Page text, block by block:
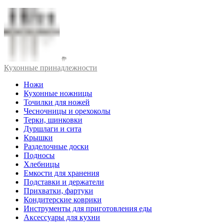
Кухонные принадлежности
Ножи
Кухонные ножницы
Точилки для ножей
Чесночницы и орехоколы
Терки, шинковки
Дуршлаги и сита
Крышки
Разделочные доски
Подносы
Хлебницы
Емкости для хранения
Подставки и держатели
Прихватки, фартуки
Кондитерские коврики
Инструменты для приготовления еды
Аксессуары для кухни